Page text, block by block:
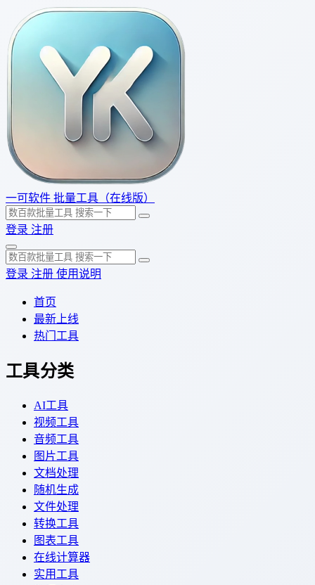
一可软件 批量工具（在线版）
登录 注册
登录 注册 使用说明
首页
最新上线
热门工具
工具分类
AI工具
视频工具
音频工具
图片工具
文档处理
随机生成
文件处理
转换工具
图表工具
在线计算器
实用工具